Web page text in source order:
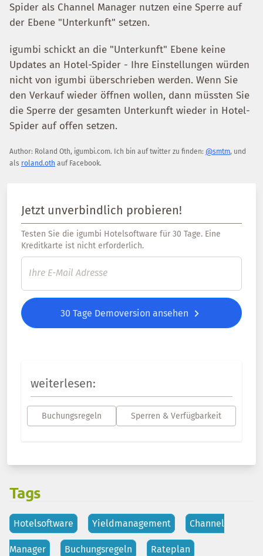
Spider als Channel Manager nutzen eine Sperre auf
der Ebene "Unterkunft" setzen.
igumbi schickt an die "Unterkunft" Ebene keine
Updates an Hotel-Spider - Ihre Einstellungen würden
nicht von igumbi überschrieben werden. Wenn Sie
den Verkauf wieder öffnen wollen, dann müssten Sie
die Sperre der gesamten Unterkunft wieder in Hotel-
Spider auf offen setzen.
Author: Roland Oth, igumbi.com. Ich bin auf twitter zu finden: @smtm, und
als roland.oth auf Facebook.
Jetzt unverbindlich probieren!
Testen Sie die igumbi Hotelsoftware für 30 Tage. Eine
Kreditkarte ist nicht erforderlich.
30 Tage Demoversion ansehen
weiterlesen:
Buchungsregeln Sperren & Verfügbarkeit
Tags
Hotelsoftware Yieldmanagement Channel
Manager Buchungsregeln Rateplan